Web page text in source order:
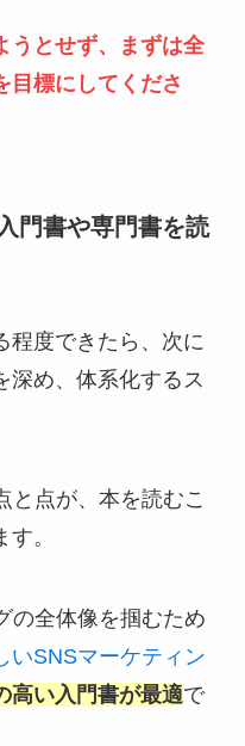
うとせず、まずは全
目標にしてくださ
門書や専門書を読
程度できたら、次に
深め、体系化するス
と点が、本を読むこ
。
の全体像を掴むため
いSNSマーケティン
高い入門書が最適で